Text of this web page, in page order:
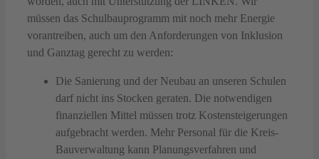
müssen das Schulbauprogramm mit noch mehr Energie
vorantreiben, auch um den Anforderungen von Inklusion
und Ganztag gerecht zu werden:
Die Sanierung und der Neubau an unseren Schulen
darf nicht ins Stocken geraten. Die notwendigen
finanziellen Mittel müssen trotz Kostensteigerungen
aufgebracht werden. Mehr Personal für die Kreis-
Bauverwaltung kann Planungsverfahren und